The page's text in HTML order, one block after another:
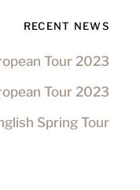
RECENT NEWS
Tour 2023
Tour 2023
Spring Tour